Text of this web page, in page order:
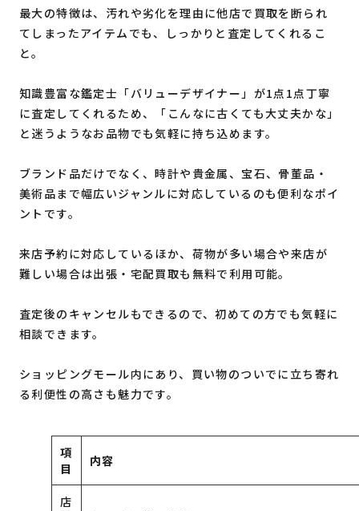
最大の特徴は、汚れや劣化を理由に他店で買取を断られ
てしまったアイテムでも、しっかりと査定してくれるこ
と。
知識豊富な鑑定士「バリューデザイナー」が1点1点丁寧
に査定してくれるため、「こんなに古くても大丈夫かな」
と迷うようなお品物でも気軽に持ち込めます。
ブランド品だけでなく、時計や貴金属、宝石、骨董品・
美術品まで幅広いジャンルに対応しているのも便利なポイ
ントです。
来店予約に対応しているほか、荷物が多い場合や来店が
難しい場合は出張・宅配買取も無料で利用可能。
査定後のキャンセルもできるので、初めての方でも気軽に
相談できます。
ショッピングモール内にあり、買い物のついでに立ち寄れ
る利便性の高さも魅力です。
項
目
内容
店